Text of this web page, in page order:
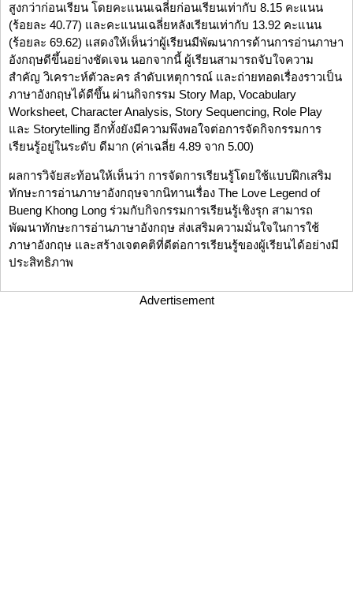
สูงกว่าก่อนเรียน โดยคะแนนเฉลี่ยก่อนเรียนเท่ากับ 8.15 คะแนน
(ร้อยละ 40.77) และคะแนนเฉลี่ยหลังเรียนเท่ากับ 13.92 คะแนน
(ร้อยละ 69.62) แสดงให้เห็นว่าผู้เรียนมีพัฒนาการด้านการอ่านภาษา
อังกฤษดีขึ้นอย่างชัดเจน นอกจากนี้ ผู้เรียนสามารถจับใจความ
สำคัญ วิเคราะห์ตัวละคร ลำดับเหตุการณ์ และถ่ายทอดเรื่องราวเป็น
ภาษาอังกฤษได้ดีขึ้น ผ่านกิจกรรม Story Map, Vocabulary
Worksheet, Character Analysis, Story Sequencing, Role Play
และ Storytelling อีกทั้งยังมีความพึงพอใจต่อการจัดกิจกรรมการ
เรียนรู้อยู่ในระดับ ดีมาก (ค่าเฉลี่ย 4.89 จาก 5.00)
ผลการวิจัยสะท้อนให้เห็นว่า การจัดการเรียนรู้โดยใช้แบบฝึกเสริม
ทักษะการอ่านภาษาอังกฤษจากนิทานเรื่อง The Love Legend of
Bueng Khong Long ร่วมกับกิจกรรมการเรียนรู้เชิงรุก สามารถ
พัฒนาทักษะการอ่านภาษาอังกฤษ ส่งเสริมความมั่นใจในการใช้
ภาษาอังกฤษ และสร้างเจตคติที่ดีต่อการเรียนรู้ของผู้เรียนได้อย่างมี
ประสิทธิภาพ
Advertisement